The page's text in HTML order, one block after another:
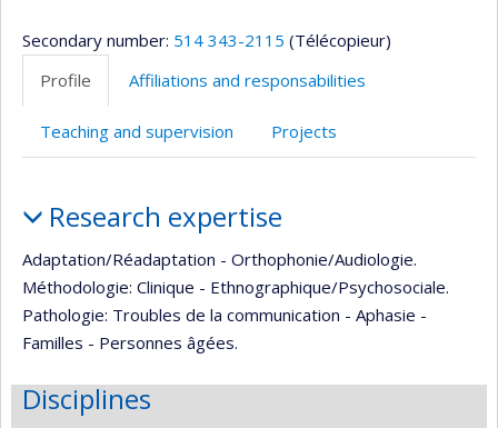
Secondary number: 514 343-2115 (Télécopieur)
Profile
Affiliations and responsabilities
Teaching and supervision Projects
Research expertise
Adaptation/Réadaptation - Orthophonie/Audiologie.
Méthodologie: Clinique - Ethnographique/Psychosociale.
Pathologie: Troubles de la communication - Aphasie -
Familles - Personnes âgées.
Disciplines